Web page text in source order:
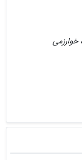
خوارزمی